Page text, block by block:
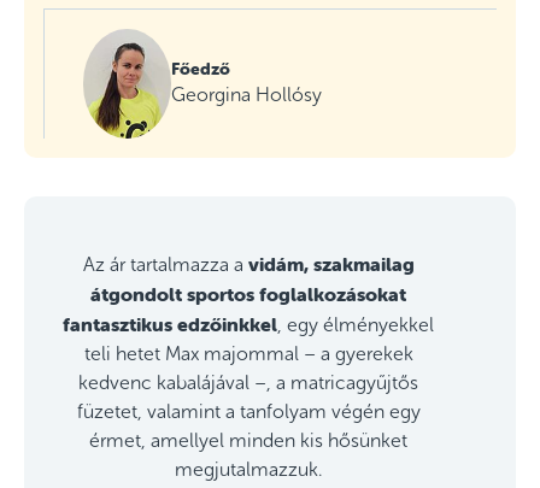
Főedző
Georgina Hollósy
Az ár tartalmazza a vidám, szakmailag
átgondolt sportos foglalkozásokat
fantasztikus edzőinkkel , egy élményekkel
teli hetet Max majommal – a gyerekek
kedvenc kabalájával –, a matricagyűjtős
füzetet, valamint a tanfolyam végén egy
érmet, amellyel minden kis hősünket
megjutalmazzuk.